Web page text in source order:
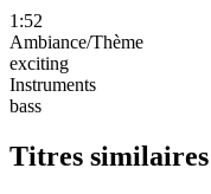
1:52
Ambiance/Thème
exciting
Instruments
bass
Titres similaires